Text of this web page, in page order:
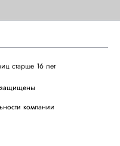
компании
старше 16 лет